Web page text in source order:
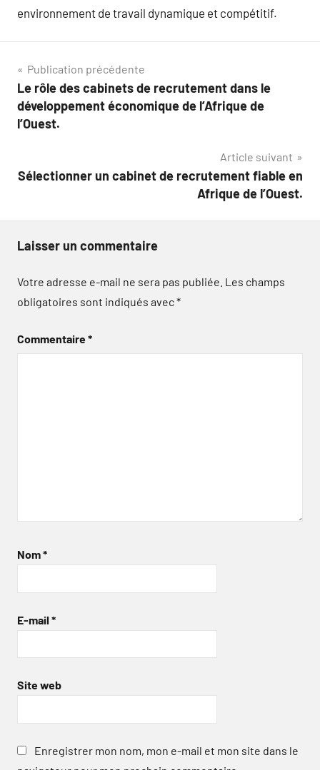
environnement de travail dynamique et compétitif.
Navigation
de
l’article
Publication précédente
Le rôle des cabinets de recrutement dans le
développement économique de l’Afrique de
l’Ouest.
Article suivant
Sélectionner un cabinet de recrutement fiable en
Afrique de l’Ouest.
Laisser un commentaire
Votre adresse e-mail ne sera pas publiée. Les champs
obligatoires sont indiqués avec*
Commentaire*
Nom*
E-mail *
Site web
Enregistrer mon nom, mon e-mail et mon site dans le